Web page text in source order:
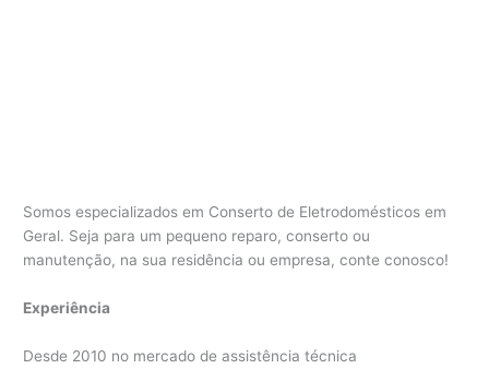
Somos especializados em Conserto de Eletrodomésticos em
Geral. Seja para um pequeno reparo, conserto ou
manutenção, na sua residência ou empresa, conte conosco!
Experiência
Desde 2010 no mercado de assistência técnica